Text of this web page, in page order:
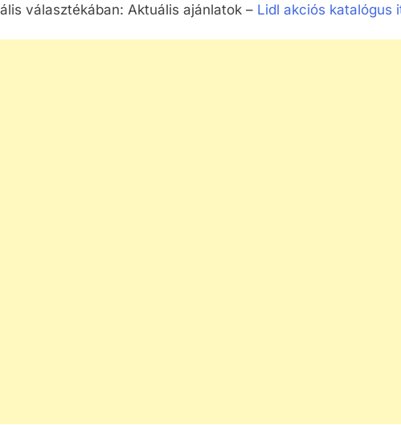
választékában: Aktuális ajánlatok – Lidl akciós katalógus